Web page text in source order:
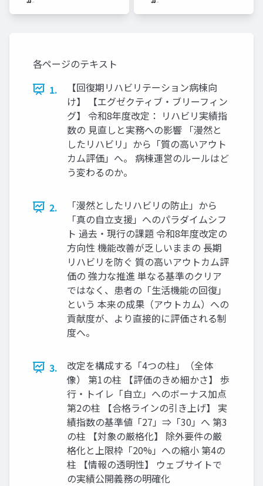
各ページのテキスト
1.
【回復期リハビリテーション病棟向
け】 【エグゼクティブ・ブリーフィン
グ】 令和8年度改定： リハビリ実績指
数の 見直しと実務への影響 「漫然と
したリハビリ」から「質の高いアウト
カム評価」へ。 病棟運営のルールはど
う変わるのか。
2.
「漫然としたリハビリの防止」から
「真の自立支援」へのパラダイムシフ
ト 過去・現行の課題 令和8年度改定の
方向性 機能改善が乏しいままの 長期
リハビリを防ぐ 質の高いアウトカム評
価の 強力な推進 単なる基準のクリア
ではなく、患者の「生活機能の回復」
という 本来の成果（アウトカム）への
貢献度が、より直接的に評価される制
度へ。
3.
改定を構成する「4つの柱」（全体
像） 第1の柱 【評価のきめ細かさ】 歩
行・トイレ「自立」へのボーナス加点
第2の柱 【合格ラインの引き上げ】 実
績指数の基準値「27」⇒「30」へ 第3
の柱 【対象の厳格化】 除外要件の厳
格化と上限枠「20%」への縮小 第4の
柱 【情報の透明性】 ウェブサイトで
の実績公開義務の明確化